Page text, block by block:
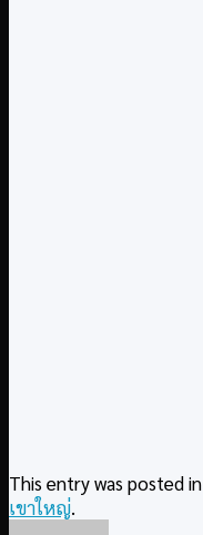
This entry was posted in
เขาใหญ่.